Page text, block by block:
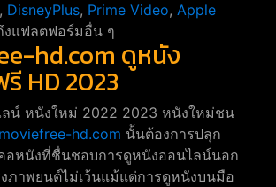
, DisneyPlus, Prime Video, Apple
งแฟลตฟอร์มอื่น ๆ
hd.com ดูหนัง
HD 2023
ลน์ หนังใหม่ 2022 2023 หนังใหม่ชน
moviefree-hd.com นั้นต้องการปลุก
อหนังที่ชื่นชอบการดูหนังออนไลน์นอก
ภาพยนต์ไม่เว้นแม้แต่การดูหนังบนมือ